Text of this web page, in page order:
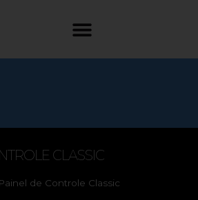
CLASSIC
Painel de Controle Classic